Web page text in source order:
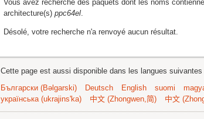
Vous avez recherché des paquets dont les noms
architecture(s) ppc64el.
Désolé, votre recherche n'a renvoyé aucun résultat.
Cette page est aussi disponible dans les langues suivantes
Български (Bəlgarski)
Deutsch English suomi
українська (ukrajins'ka)
中文 (Zhongwen,简) 中文